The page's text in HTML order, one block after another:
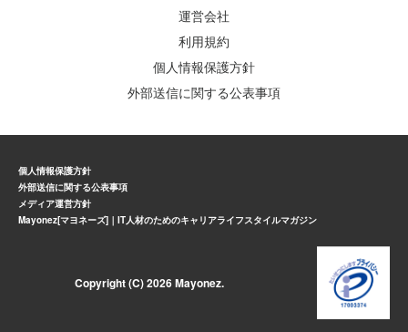
運営会社
利用規約
個人情報保護方針
外部送信に関する公表事項
個人情報保護方針
外部送信に関する公表事項
メディア運営方針
Mayonez[マヨネーズ]｜IT人材のためのキャリアライフスタイルマガジン
Copyright (C) 2026 Mayonez.